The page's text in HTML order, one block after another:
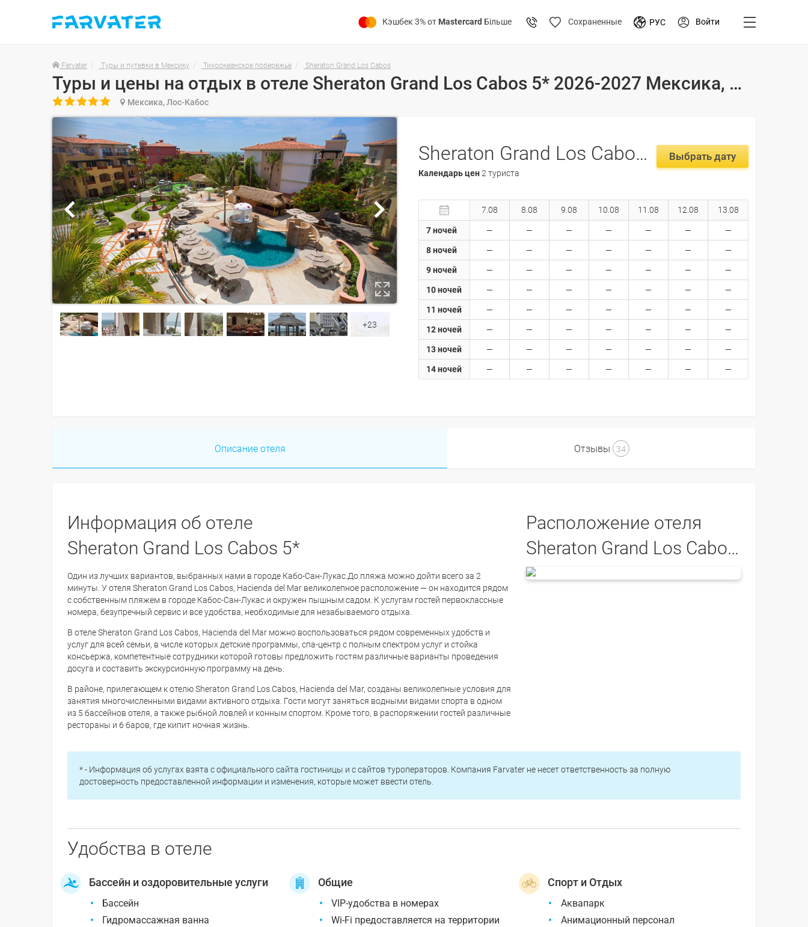
Кэшбек 3% от Mastercard Більше Сохраненные РУС Войти
Farvater Туры и путевки в Мексику Тихоокеанское побережье Sheraton Grand Los Cabos
Туры и цены на отдых в отеле Sheraton Grand Los Cabos 5* 2026-2027 Мексика, Лос-Кабос
 Мексика, Лос-Кабос
+23
Sheraton Grand Los Cabos 5*
Календарь цен2 туриста
Выбрать дату
7 ночей
8 ночей
9 ночей
10 ночей
11 ночей
12 ночей
13 ночей
14 ночей
7.08 8.08 9.08 10.08 11.08 12.08 13.08
Описание отеля Отзывы 34
Информация об отеле
Sheraton Grand Los Cabos 5*
Один из лучших вариантов, выбранных нами в городе Кабо-Сан-Лукас.До пляжа можно дойти всего за 2
минуты. У отеля Sheraton Grand Los Cabos, Hacienda del Mar великолепное расположение — он находится рядом
с собственным пляжем в городе Кабос-Сан-Лукас и окружен пышным садом. К услугам гостей первоклассные
номера, безупречный сервис и все удобства, необходимые для незабываемого отдыха.
В отеле Sheraton Grand Los Cabos, Hacienda del Mar можно воспользоваться рядом современных удобств и
услуг для всей семьи, в числе которых детские программы, спа-центр с полным спектром услуг и стойка
консьержа, компетентные сотрудники которой готовы предложить гостям различные варианты проведения
досуга и составить экскурсионную программу на день.
В районе, прилегающем к отелю Sheraton Grand Los Cabos, Hacienda del Mar, созданы великолепные условия для
занятия многочисленными видами активного отдыха. Гости могут заняться водными видами спорта в одном
из 5 бассейнов отеля, а также рыбной ловлей и конным спортом. Кроме того, в распоряжении гостей различные
рестораны и 6 баров, где кипит ночная жизнь.
Расположение отеля
Sheraton Grand Los Cabos 5*
* - Информация об услугах взята с официального сайта гостиницы и с сайтов туроператоров. Компания Farvater не несет ответственность за полную
достоверность предоставленной информации и изменения, которые может ввести отель.
Удобства в отеле
Бассейн и оздоровительные услуги
Бассейн
Гидромассажная ванна
Общие
VIP-удобства в номерах
Wi-Fi предоставляется на территории
Спорт и Отдых
Аквапарк
Анимационный персонал